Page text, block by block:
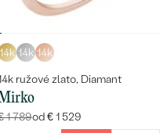
14k 14k
ružové zlato, Diamant
1 789od € 1 529